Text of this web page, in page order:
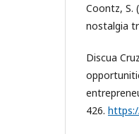
Coontz, S.
nostalgia
Discua
426.